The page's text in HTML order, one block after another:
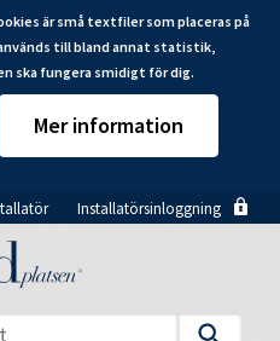
är små textfiler som placeras på
till bland annat statistik,
ska fungera smidigt för dig.
Mer information
Installatörsinloggning